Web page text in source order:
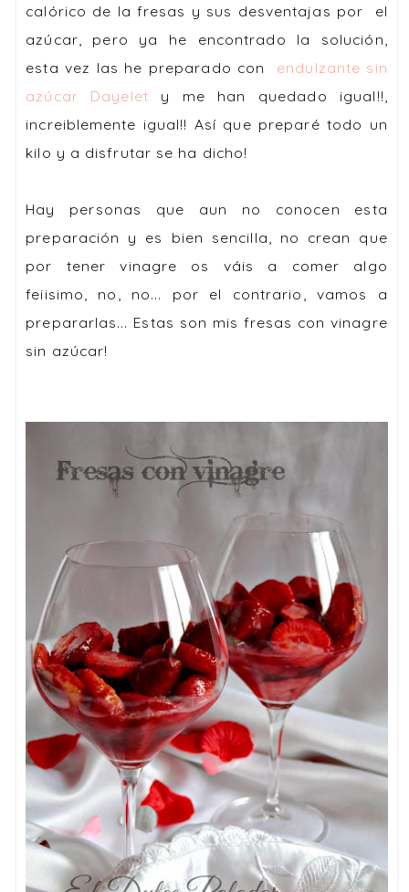
calórico de la fresas y sus desventajas por el
azúcar, pero ya he encontrado la solución,
esta vez las he preparado con endulzante sin
azúcar Dayelet y me han quedado igual!!,
increiblemente igual!! Así que preparé todo un
kilo y a disfrutar se ha dicho!
Hay personas que aun no conocen esta
preparación y es bien sencilla, no crean que
por tener vinagre os váis a comer algo
feiisimo, no, no... por el contrario, vamos a
prepararlas... Estas son mis fresas con vinagre
sin azúcar!